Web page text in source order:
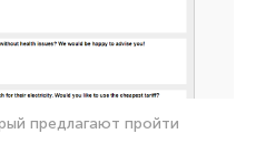
предлагают пройти